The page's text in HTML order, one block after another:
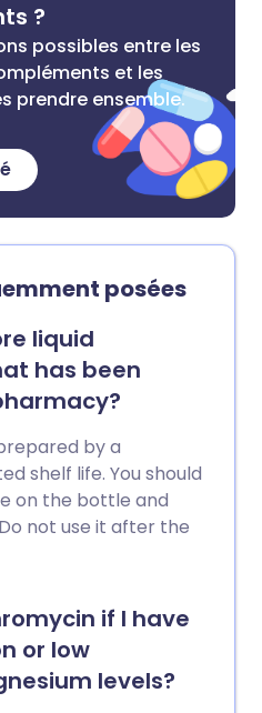
?
possibles entre les
et les
prendre ensemble.
posées
liquid
has been
by a
shelf life. You should
on the bottle and
not use it after the
if I have
or low
levels?